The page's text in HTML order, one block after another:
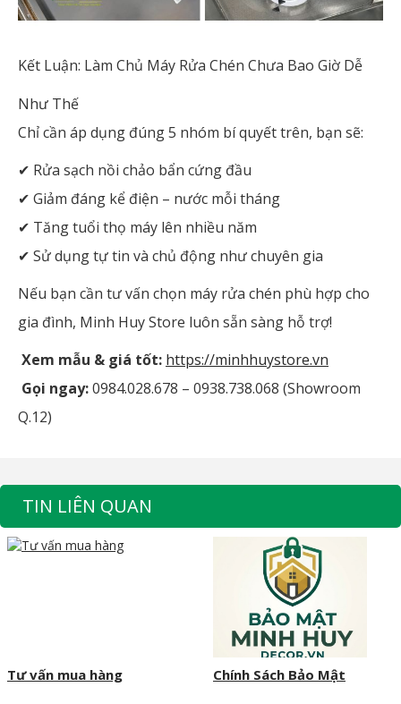
Kết Luận: Làm Chủ Máy Rửa Chén Chưa Bao Giờ Dễ
Như Thế
Chỉ cần áp dụng đúng 5 nhóm bí quyết trên, bạn sẽ:
✔ Rửa sạch nồi chảo bẩn cứng đầu
✔ Giảm đáng kể điện – nước mỗi tháng
✔ Tăng tuổi thọ máy lên nhiều năm
✔ Sử dụng tự tin và chủ động như chuyên gia
Nếu bạn cần tư vấn chọn máy rửa chén phù hợp cho
gia đình, Minh Huy Store luôn sẵn sàng hỗ trợ!
Xem mẫu & giá tốt: https://minhhuystore.vn
Gọi ngay:0984.028.678 – 0938.738.068 (Showroom
Q.12)
TIN LIÊN QUAN
Tư vấn mua hàng Chính Sách Bảo Mật